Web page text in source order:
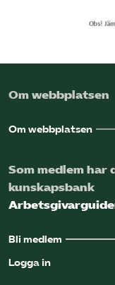
Om webbplatsen
Om webbplatsen
Som medlem
kunskapsbank
Bli medlem
Logga in